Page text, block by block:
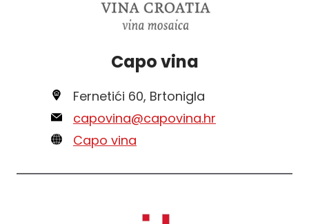
Capo vina
Fernetići 60, Brtonigla
capovina@capovina.hr
Capo vina